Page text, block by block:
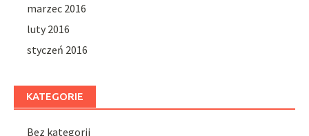
marzec 2016
luty 2016
styczeń 2016
KATEGORIE
Bez kategorii